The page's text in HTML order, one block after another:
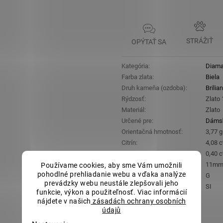
Používame cookies, aby sme Vám umožnili
pohodlné prehliadanie webu a vďaka analýze
prevádzky webu neustále zlepšovali jeho
funkcie, výkon a použiteľnosť. Viac informácií
nájdete v našich zásadách ochrany osobních
údajů
OPÝTAŤ SA STRÁŽIŤ
Kategória:
Farba zlata:
Biela
Druh kameňa (ozdoba):
Rýdzosť:
Zlato
Materiál :
Zlato
Určené pre:
Orientačná hmotnosť:
3,77 g
Citrín:
4,08
0,40
Rozmer hlavného kameňa
Farba briliantov :
G
Čistota briliantov:
SI
Položka bola vypredaná…